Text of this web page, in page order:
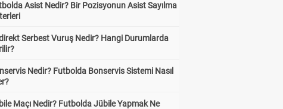
Asist Nedir? Bir Pozisyonun Asist Sayılma
Serbest Vuruş Nedir? Hangi Durumlarda
Nedir? Futbolda Bonservis Sistemi Nasıl
Maçı Nedir? Futbolda Jübile Yapmak Ne